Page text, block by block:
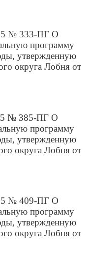
№ 333-ПГ О
программу
утвержденную
округа Лобня от
№ 385-ПГ О
программу
утвержденную
округа Лобня от
№ 409-ПГ О
программу
утвержденную
округа Лобня от